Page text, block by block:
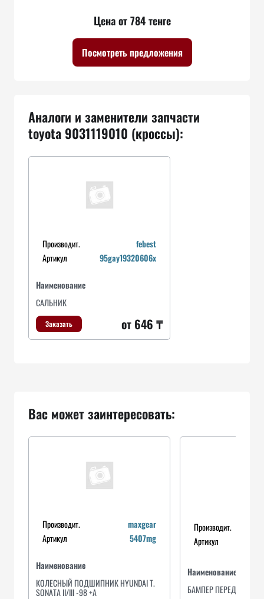
Цена от 784 тенге
Посмотреть предложения
Аналоги и заменители запчасти
toyota 9031119010 (кроссы):
Производит.
febest
Артикул
95gay19320606x
Наименование
САЛЬНИК
Заказать от 646 ₸
Вас может заинтересовать:
Производит.
maxgear
Артикул
5407mg
Наименование
КОЛЕСНЫЙ ПОДШИПНИК HYUNDAI T.
SONATA II/III -98 +A
Производит.
Артикул
Наименование
БАМПЕР ПЕРЕДНИЙ